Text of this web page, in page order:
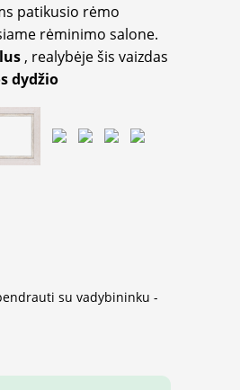
patikusio rėmo
rėminimo salone.
, realybėje šis vaizdas
dydžio
su vadybininku -